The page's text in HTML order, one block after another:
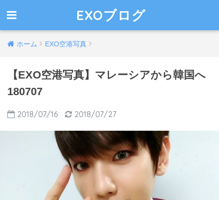
EXOブログ
ホーム EXO空港写真
【EXO空港写真】マレーシアから韓国へ
180707
2018/07/16 2018/07/27